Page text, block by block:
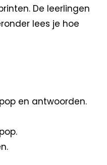
De leerlingen
lees je hoe
en antwoorden.